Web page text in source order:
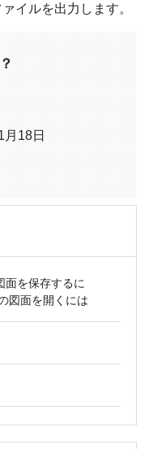
イルを出力します。
18日
面を保存するに
図面を開くには